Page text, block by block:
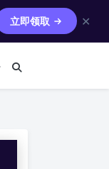
立即领取 ✕